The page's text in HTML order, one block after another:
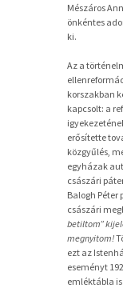
Mészáros
önkéntes
ki.
Az a
korszakban
kapcsolt: a
erősítette
közgyűlés,
egyházak
császári
Balogh Péter
császári
betiltom”
megnyitom!
ezt az
eseményt
emléktábla